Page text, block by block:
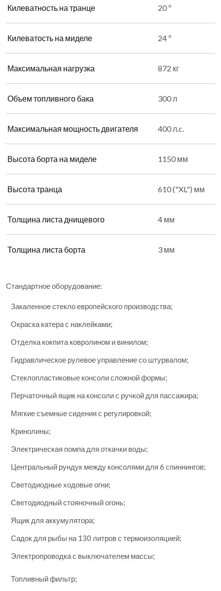
Килеватность на транце 20 º
Килеватость на миделе 24 º
Максимальная нагрузка 872 кг
Объем топливного бака 300 л
Максимальная мощность двигателя 400 л.c.
Высота борта на миделе 1150 мм
Высота транца 610 ("XL") мм
Толщина листа днищевого 4 мм
Толщина листа борта 3 мм
Стандартное оборудование:
Закаленное стекло европейского производства;
Окраска катера с наклейками;
Отделка кокпита ковролином и винилом;
Гидравлическое рулевое управление со штурвалом;
Стеклопластиковые консоли сложной формы;
Перчаточный ящик на консоли с ручкой для пассажира;
Мягкие съемные сидения с регулировкой;
Кринолины;
Электрическая помпа для откачки воды;
Центральный рундук между консолями для 6 спиннингов;
Светодиодные ходовые огни;
Светодиодный стояночный огонь;
Ящик для аккумулятора;
Садок для рыбы на 130 литров с термоизоляцией;
Электропроводка с выключателем массы;
Топливный фильтр;